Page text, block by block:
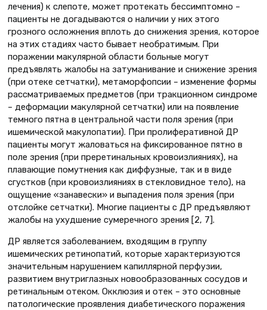
лечения) к слепоте, может протекать бессимптомно –
пациенты не догадываются о наличии у них этого
грозного осложнения вплоть до снижения зрения, которое
на этих стадиях часто бывает необратимым. При
поражении макулярной области больные могут
предъявлять жалобы на затуманивание и снижение зрения
(при отеке сетчатки), метаморфопсии – изменение формы
рассматриваемых предметов (при тракционном синдроме
– деформации макулярной сетчатки) или на появление
темного пятна в центральной части поля зрения (при
ишемической макулопатии). При пролиферативной ДР
пациенты могут жаловаться на фиксированное пятно в
поле зрения (при преретинальных кровоизлияниях), на
плавающие помутнения как диффузные, так и в виде
сгустков (при кровоизлияниях в стекловидное тело), на
ощущение «занавески» и выпадения поля зрения (при
отслойке сетчатки). Многие пациенты с ДР предъявляют
жалобы на ухудшение сумеречного зрения [2, 7].
ДР является заболеванием, входящим в группу
ишемических ретинопатий, которые характеризуются
значительным нарушением капиллярной перфузии,
развитием внутриглазных новообразованных сосудов и
ретинальным отеком. Окклюзия и отек – это основные
патологические проявления диабетического поражения